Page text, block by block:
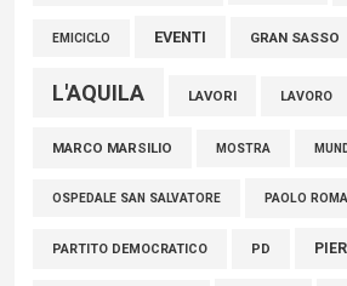
EMICICLO EVENTI GRAN SASSO
L'AQUILA LAVORI LAVORO
MARCO MARSILIO MOSTRA
OSPEDALE SAN SALVATORE PAOLO
PARTITO DEMOCRATICO PD